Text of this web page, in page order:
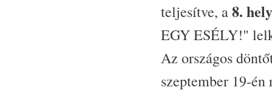
teljesítve, a8.
EGY ESÉLY!"
Az országos
szeptember 19-